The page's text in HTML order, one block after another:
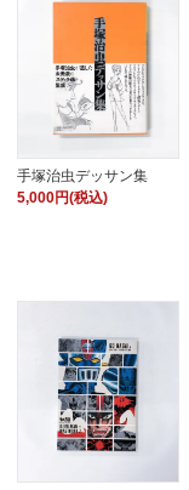
手塚治虫デッサン集
5,000円(税込)